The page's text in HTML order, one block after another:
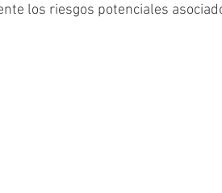
los riesgos potenciales